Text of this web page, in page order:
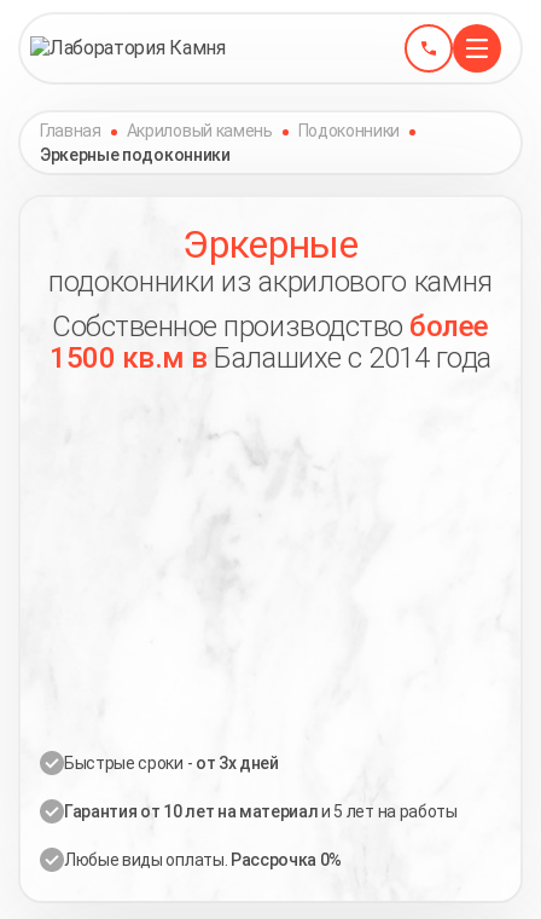
Главная Акриловый камень
Подоконники
Эркерные подоконники
Эркерные
подоконники из акрилового камня
Собственное производство более
1500 кв.м в Балашихе с 2014 года
Быстрые сроки - от 3х дней
Гарантия от 10 лет на материали 5 лет на работы
Любые виды оплаты. Рассрочка 0%